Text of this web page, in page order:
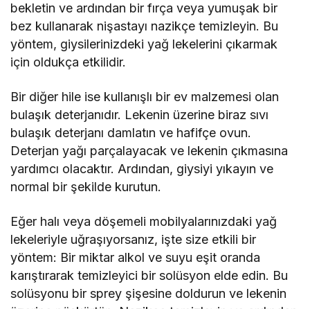
bekletin ve ardından bir fırça veya yumuşak bir
bez kullanarak nişastayı nazikçe temizleyin. Bu
yöntem, giysilerinizdeki yağ lekelerini çıkarmak
için oldukça etkilidir.
Bir diğer hile ise kullanışlı bir ev malzemesi olan
bulaşık deterjanıdır. Lekenin üzerine biraz sıvı
bulaşık deterjanı damlatın ve hafifçe ovun.
Deterjan yağı parçalayacak ve lekenin çıkmasına
yardımcı olacaktır. Ardından, giysiyi yıkayın ve
normal bir şekilde kurutun.
Eğer halı veya döşemeli mobilyalarınızdaki yağ
lekeleriyle uğraşıyorsanız, işte size etkili bir
yöntem: Bir miktar alkol ve suyu eşit oranda
karıştırarak temizleyici bir solüsyon elde edin. Bu
solüsyonu bir sprey şişesine doldurun ve lekenin